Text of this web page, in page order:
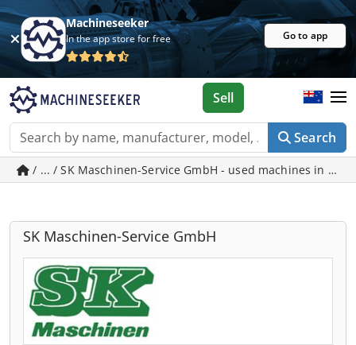
Machineseeker
In the app store for free Go to app
Search
Sell
/ ... / SK Maschinen-Service GmbH - used machines in
SK Maschinen-Service GmbH